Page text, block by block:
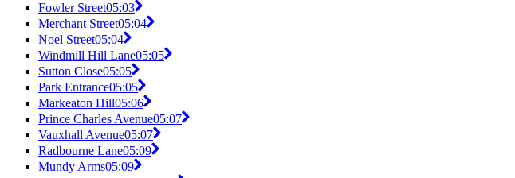
Fowler Street05:03
Merchant Street05:04
Noel Street05:04
Windmill Hill Lane05:05
Sutton Close05:05
Park Entrance05:05
Markeaton Hill05:06
Prince Charles Avenue05:07
Vauxhall Avenue05:07
Radbourne Lane05:09
Mundy Arms05:09